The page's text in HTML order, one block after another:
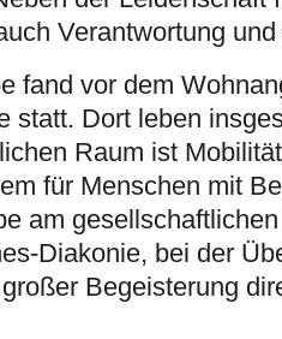
Verantwortung
fand vor dem
statt. Dort leben
Raum ist
für Menschen mit
am
Diakonie, bei der
Begeisterung